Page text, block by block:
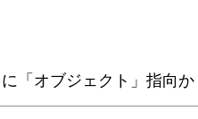
「オブジェクト」指向か